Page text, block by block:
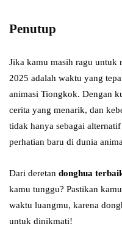
Penutup
Jika kamu masih ragu untuk
2025 adalah waktu yang
animasi Tiongkok. Dengan
cerita yang menarik, dan
tidak hanya sebagai
perhatian baru di dunia
Dari deretan donghua
kamu tunggu? Pastikan
waktu luangmu, karena
untuk dinikmati!